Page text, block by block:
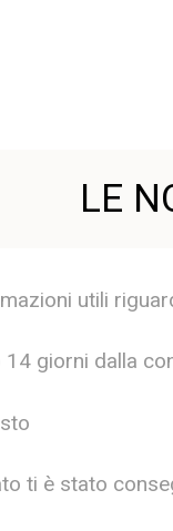
LE
utili
giorni dalla
ti è stato